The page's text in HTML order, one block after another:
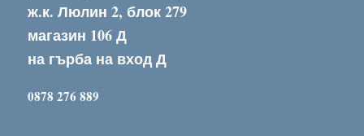
ж.к. Люлин 2, блок 279
магазин 106 Д
на гърба на вход Д
0878 276 889